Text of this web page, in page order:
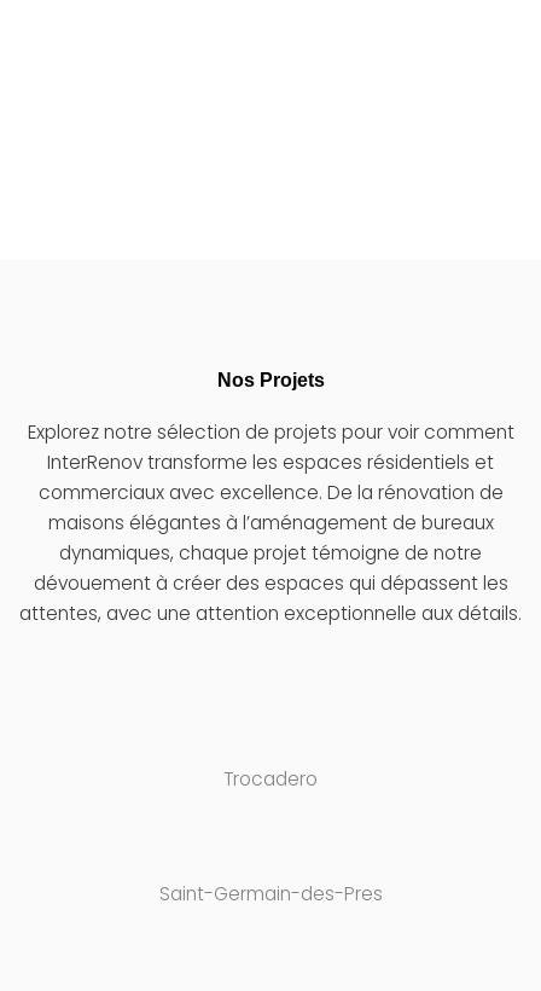
Nos Projets
Explorez notre sélection de projets pour voir comment
InterRenov transforme les espaces résidentiels et
commerciaux avec excellence. De la rénovation de
maisons élégantes à l’aménagement de bureaux
dynamiques, chaque projet témoigne de notre
dévouement à créer des espaces qui dépassent les
attentes, avec une attention exceptionnelle aux détails.
Trocadero
Saint-Germain-des-Pres